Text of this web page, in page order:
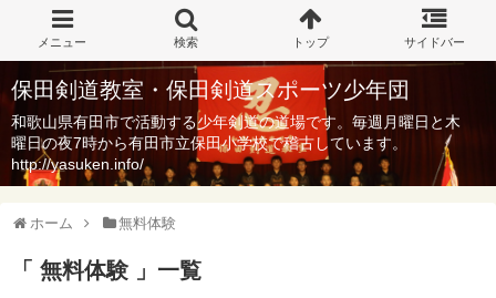
保田剣道教室・保田剣道スポーツ少年団
和歌山県有田市で活動する少年剣道の道場です。毎週月曜日と木
曜日の夜7時から有田市立保田小学校で稽古しています。
http://yasuken.info/
ホーム 無料体験
「 無料体験 」一覧